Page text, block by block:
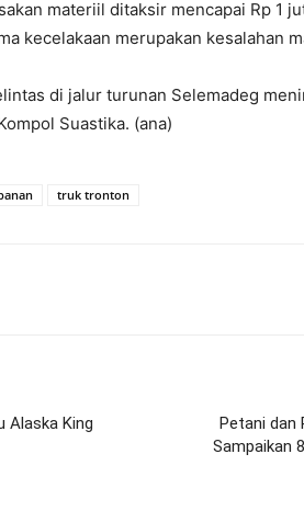
materiil ditaksir mencapai Rp 1
kecelakaan merupakan kesalahan
di jalur turunan Selemadeg
Suastika. (ana)
truk tronton
Alaska King
Petani dan
Sampaikan